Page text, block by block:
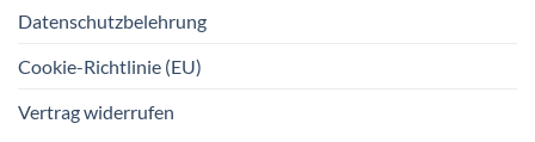
Datenschutzbelehrung
Cookie-Richtlinie (EU)
Vertrag widerrufen